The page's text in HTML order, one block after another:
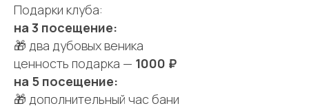
Подарки клуба:
на 3 посещение:
🎁 два дубовых веника
ценность подарка — 1000 ₽
на 5 посещение:
🎁 дополнительный час бани